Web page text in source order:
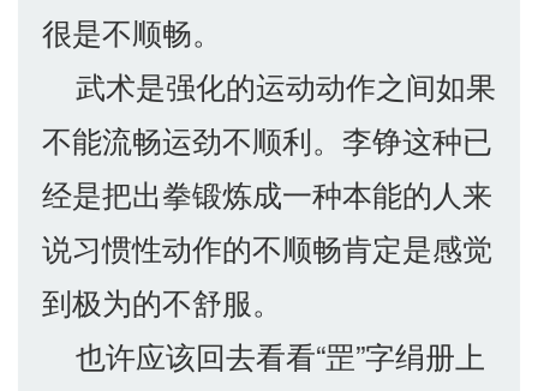
很是不顺畅。
武术是强化的运动动作之间如果
不能流畅运劲不顺利。李铮这种已
经是把出拳锻炼成一种本能的人来
说习惯性动作的不顺畅肯定是感觉
到极为的不舒服。
也许应该回去看看“罡”字绢册上